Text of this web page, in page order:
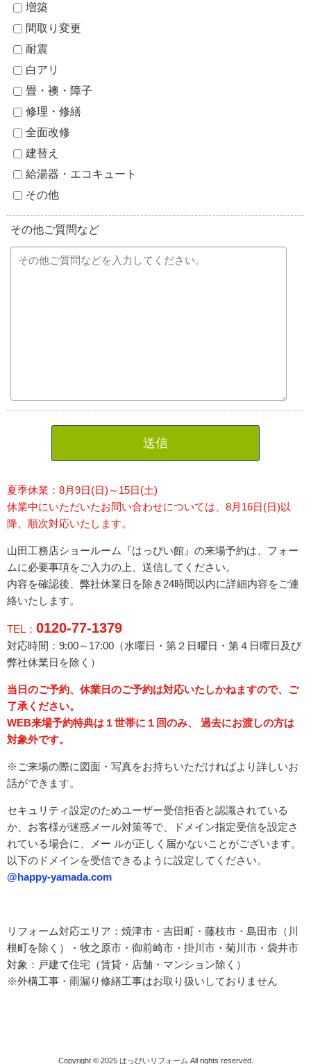
増築
間取り変更
耐震
白アリ
畳・襖・障子
修理・修繕
全面改修
建替え
給湯器・エコキュート
その他
その他ご質問など
送信
夏季休業：8月9日(日)～15日(土)
休業中にいただいたお問い合わせについては、8月16日(日)以
降、順次対応いたします。
山田工務店ショールーム『はっぴい館』の来場予約は、フォー
ムに必要事項をご入力の上、送信してください。
内容を確認後、弊社休業日を除き24時間以内に詳細内容をご連
絡いたします。
TEL： 0120-77-1379
対応時間：9:00～17:00（水曜日・ 第２日曜日・第４日曜日 及び
弊社休業日を除く）
当日のご予約、休業日のご予約は対応いたしかねますので、ご
了承ください。
WEB来場予約特典は１世帯に１回のみ、 過去にお渡しの方は
対象外です。
※ご来場の際に図面・写真をお持ちいただければより詳しいお
話ができます。
セキュリティ設定のためユーザー受信拒否と認識されている
か、お客様が迷惑メール対策等で、ドメイン指定受信を設定さ
れている場合に、メー ルが正しく届かないことがございます。
以下のドメインを受信できるように設定してください。
@happy-yamada.com
リフォーム対応エリア：焼津市・吉田町・藤枝市・島田市（川
根町を除く）・牧之原市・御前崎市・掛川市・菊川市・袋井市
対象：戸建て住宅（賃貸・店舗・マンション除く）
※外構工事・雨漏り修繕工事はお取り扱いしておりません
Copyright © 2025 はっぴいリフォーム All rights reserved.